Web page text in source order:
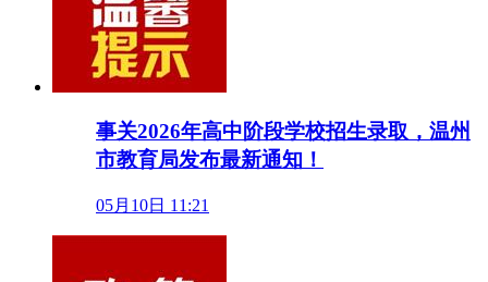
事关2026年高中阶段学校招生录取，温州
市教育局发布最新通知！
05月10日 11:21